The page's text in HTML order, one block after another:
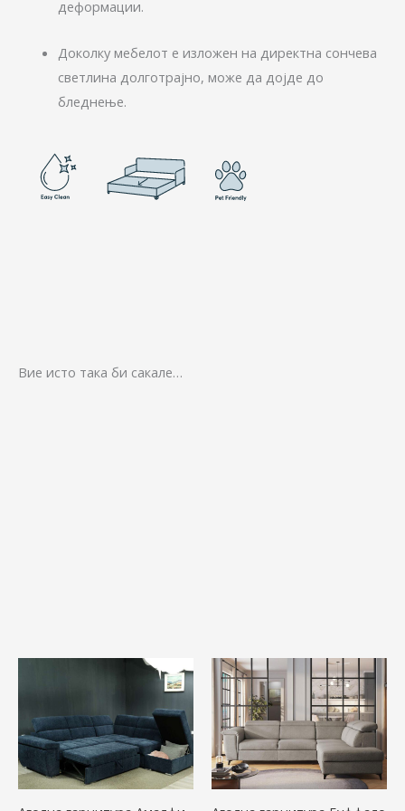
деформации.
Доколку мебелот е изложен на директна сончева
светлина долготрајно, може да дојде до
бледнење.
Вие исто така би сакале…